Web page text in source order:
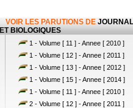
VOIR LES PARUTIONS DE
ET BIOLOGIQUES
1 - Volume [ 11 ] - Annee [ 2010 ]
1 - Volume [ 12 ] - Annee [ 2011 ]
1 - Volume [ 13 ] - Annee [ 2012 ]
1 - Volume [ 15 ] - Annee [ 2014 ]
1 - Volume [ 11 ] - Annee [ 2010 ]
2 - Volume [ 12 ] - Annee [ 2011 ]